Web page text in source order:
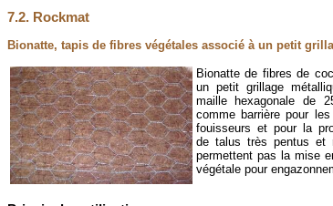
7.2. Rockmat
Bionatte, tapis de fibres végétales associé à un petit
Bionatte de fibres de
un petit grillage
maille hexagonale de
comme barrière pour
fouisseurs et pour la
de talus très pentus et
permettent pas la mise
végétale pour